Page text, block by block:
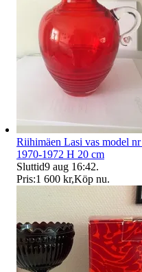
Riihimäen Lasi vas model
1970-1972 H 20 cm
Sluttid9 aug 16:42.
Pris:1 600 kr,Köp nu.